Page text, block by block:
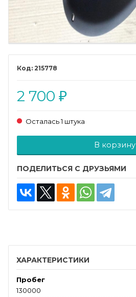
215778
2 700 ₽
Осталась 1 штука
В корзину
ПОДЕЛИТЬСЯ С ДРУЗЬЯМИ
ХАРАКТЕРИСТИКИ
Пробег
130000